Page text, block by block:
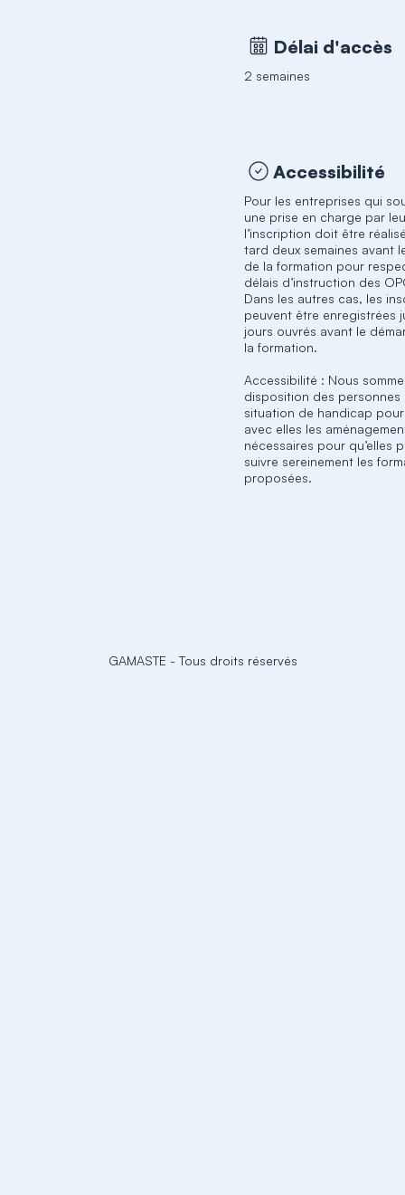
Délai d'accès
2 semaines
Accessibilité
Pour les entreprises qui
une prise en charge par
l’inscription doit être
tard deux semaines avant
de la formation pour
délais d’instruction des
Dans les autres cas, les
peuvent être enregistrées
jours ouvrés avant le
la formation.
Accessibilité : Nous
disposition des personnes
situation de handicap
avec elles les
nécessaires pour qu’elles
suivre sereinement les
proposées.
GAMASTE - Tous droits réservés